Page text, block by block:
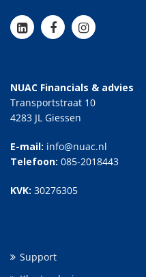
NUAC Financials & advies
Transportstraat 10
4283 JL Giessen
E-mail: info@nuac.nl
Telefoon: 085-2018443
KVK: 30276305
Support